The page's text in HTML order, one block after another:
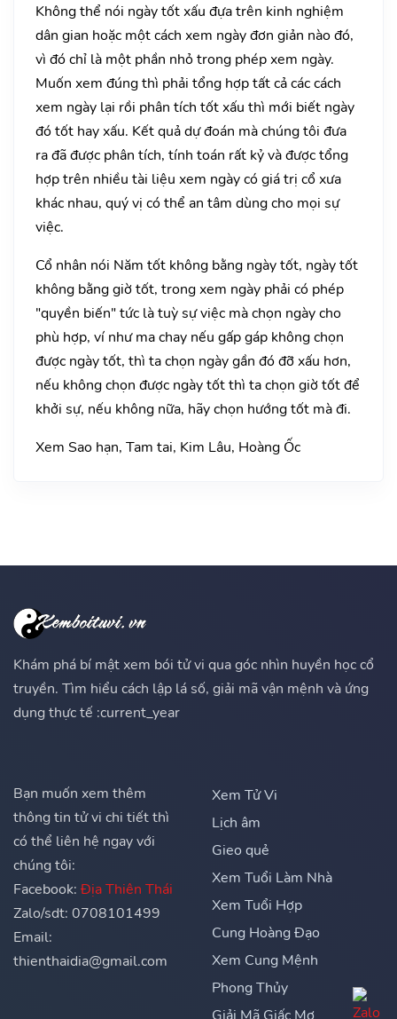
Không thể nói ngày tốt xấu đựa trên kinh nghiệm
dân gian hoặc một cách xem ngày đơn giản nào đó,
vì đó chỉ là một phần nhỏ trong phép xem ngày.
Muốn xem đúng thì phải tổng hợp tất cả các cách
xem ngày lại rồi phân tích tốt xấu thì mới biết ngày
đó tốt hay xấu. Kết quả dự đoán mà chúng tôi đưa
ra đã được phân tích, tính toán rất kỷ và được tổng
hợp trên nhiều tài liệu xem ngày có giá trị cổ xưa
khác nhau, quý vị có thể an tâm dùng cho mọi sự
việc.
Cổ nhân nói Năm tốt không bằng ngày tốt, ngày tốt
không bằng giờ tốt, trong xem ngày phải có phép
"quyền biến" tức là tuỳ sự việc mà chọn ngày cho
phù hợp, ví như ma chay nếu gấp gáp không chọn
được ngày tốt, thì ta chọn ngày gần đó đỡ xấu hơn,
nếu không chọn được ngày tốt thì ta chọn giờ tốt để
khởi sự, nếu không nữa, hãy chọn hướng tốt mà đi.
Xem Sao hạn, Tam tai, Kim Lâu, Hoàng Ốc
Khám phá bí mật xem bói tử vi qua góc nhìn huyền học cổ
truyền. Tìm hiểu cách lập lá số, giải mã vận mệnh và ứng
dụng thực tế :current_year
Bạn muốn xem thêm
thông tin tử vi chi tiết thì
có thể liên hệ ngay với
chúng tôi:
Facebook: Địa Thiên Thái
Zalo/sdt: 0708101499
Email:
thienthaidia@gmail.com
Xem Tử Vi
Lịch âm
Gieo quẻ
Xem Tuổi Làm Nhà
Xem Tuổi Hợp
Cung Hoàng Đạo
Xem Cung Mệnh
Phong Thủy